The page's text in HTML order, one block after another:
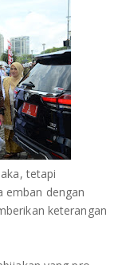
tetapi
emban dengan
keterangan